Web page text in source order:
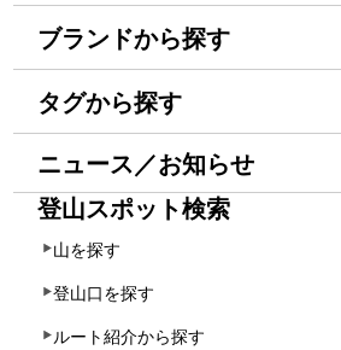
ブランドから探す
タグから探す
ニュース／お知らせ
登山スポット検索
山を探す
登山口を探す
ルート紹介から探す